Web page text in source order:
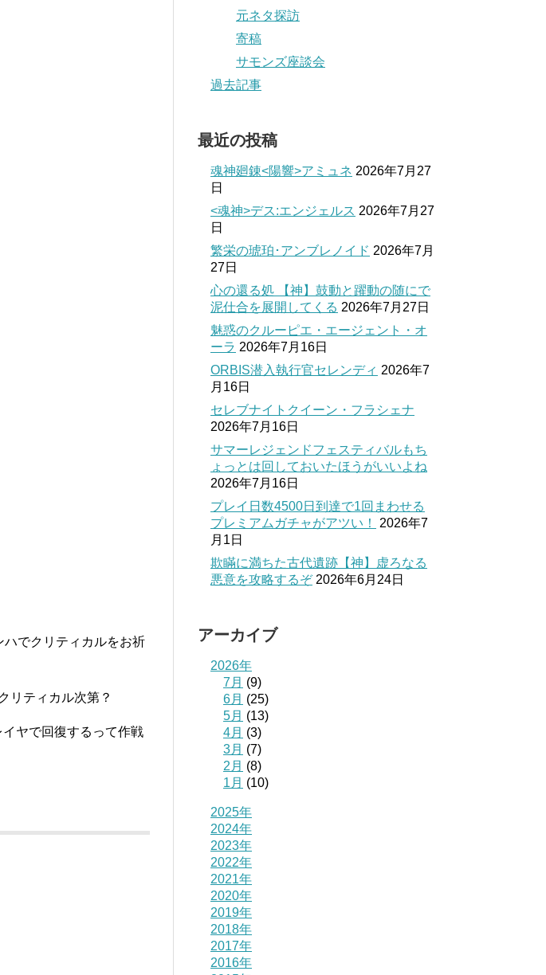
でクリティカルをお祈
リティカル次第？
ヤで回復するって作戦
元ネタ探訪
寄稿
サモンズ座談会
過去記事
最近の投稿
魂神廻錬<陽響>アミュネ 2026年7月27
日
<魂神>デス:エンジェルス 2026年7月27
日
繁栄の琥珀･アンブレノイド 2026年7月
27日
心の還る処 【神】鼓動と躍動の随にで
泥仕合を展開してくる 2026年7月27日
魅惑のクルーピエ・エージェント・オ
ーラ 2026年7月16日
ORBIS潜入執行官セレンディ 2026年7
月16日
セレブナイトクイーン・フラシェナ
2026年7月16日
サマーレジェンドフェスティバルもち
ょっとは回しておいたほうがいいよね
2026年7月16日
プレイ日数4500日到達で1回まわせる
プレミアムガチャがアツい！
2026年7
月1日
欺瞞に満ちた古代遺跡【神】虚ろなる
悪意を攻略するぞ 2026年6月24日
アーカイブ
2026年
7月 (9)
6月 (25)
5月 (13)
4月 (3)
3月 (7)
2月 (8)
1月 (10)
2025年
2024年
2023年
2022年
2021年
2020年
2019年
2018年
2017年
2016年